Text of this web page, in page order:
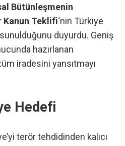
Bütünleşmenin
Kanun Teklifi‘nin Türkiye
duyurdu. Geniş
hazırlanan
iradesini yansıtmayı
Hedefi
terör tehdidinden kalıcı